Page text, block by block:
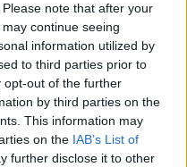
note that after your
continue seeing
information utilized by
to third parties prior to
opt-out of the further
by third parties on the
This information may
on the IAB’s List of
further disclose it to other
Οι νέες «κόκκινες
και τι αλλάζει σε
ενίσχυση της